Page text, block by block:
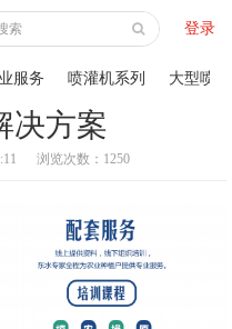
登录
服务 喷灌机系列 大型喷
决方案
浏览次数：1250